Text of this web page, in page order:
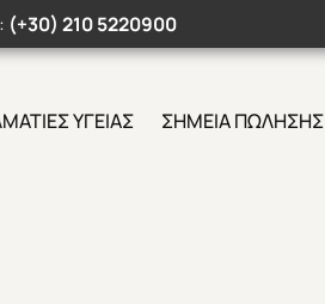
(+30) 210 5220900
ΥΓΕΙΑΣ ΣΗΜΕΙΑ ΠΩΛΗΣΗΣ